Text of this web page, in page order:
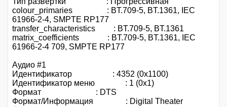
colour_primaries : BT.709-5, BT.1361, IEC
61966-2-4, SMPTE RP177
transfer_characteristics : BT.709-5, BT.1361
matrix_coefficients : BT.709-5, BT.1361, IEC
61966-2-4 709, SMPTE RP177
Аудио #1
Идентификатор : 4352 (0x1100)
Идентификатор меню : 1 (0x1)
Формат : DTS
Формат/Информация : Digital Theater